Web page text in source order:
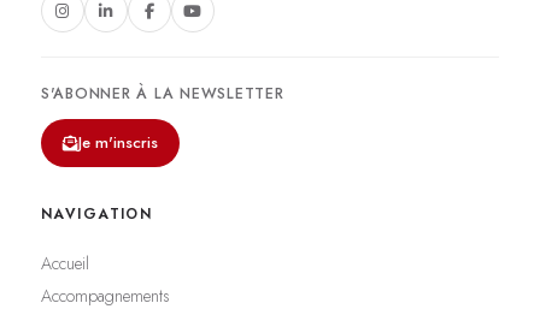
S'ABONNER À LA NEWSLETTER
Je m'inscris
NAVIGATION
Accueil
Accompagnements